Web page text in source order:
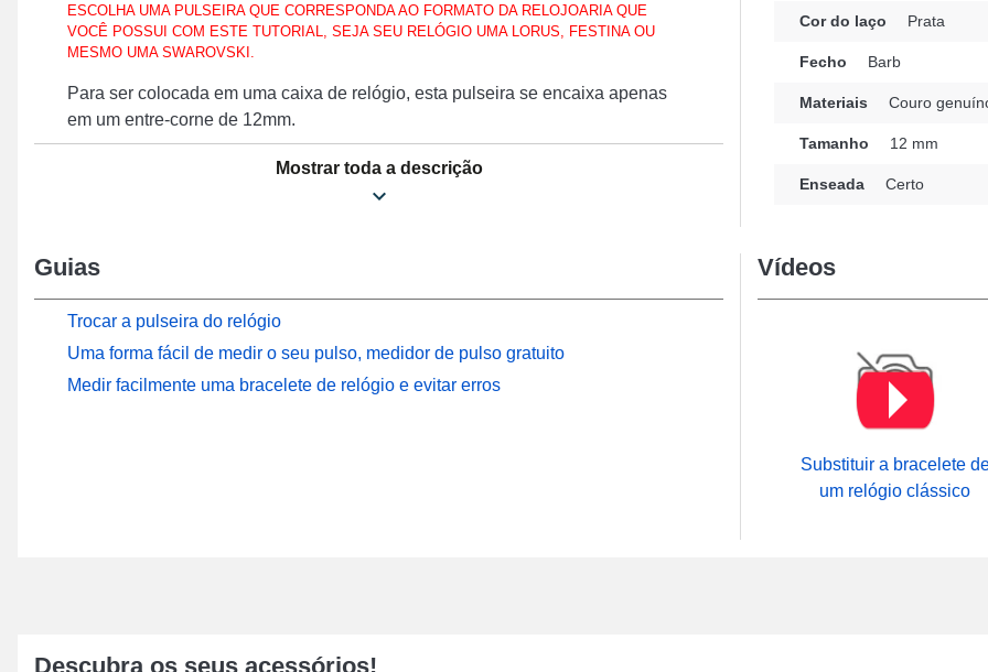
ESCOLHA UMA PULSEIRA QUE CORRESPONDA AO FORMATO DA RELOJOARIA QUE
VOCÊ POSSUI COM ESTE TUTORIAL, SEJA SEU RELÓGIO UMA LORUS, FESTINA OU
MESMO UMA SWAROVSKI.
Para ser colocada em uma caixa de relógio, esta pulseira se encaixa apenas
em um entre-corne de 12mm.
Elaborada em couro verdadeiro, este produto representa um compromisso
adequado para a substituição de uma pulseira de relógio quebrada ou
artigo de 12 mm se fixa com hastes de um comprimento de 12 mm. Uma alça
reta encontra-se na extremidade da pulseira de relógio.
12 mm e é composta por couro verdadeiro. É possível acomodá-la sem
dificuldade através de barras, podendo corresponder a um relógio mecânico ou
Mostrar toda a descrição
Cor do laço Prata
Fecho Barb
Materiais Couro
Tamanho 12 mm
Enseada Certo
Guias
Trocar a pulseira do relógio
Uma forma fácil de medir o seu pulso, medidor de pulso gratuito
Medir facilmente uma bracelete de relógio e evitar erros
Vídeos
Substituir a bracelete
um relógio clássico
Descubra os seus acessórios!